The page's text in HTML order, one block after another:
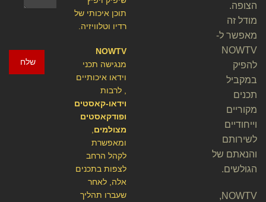
שלח
תוכן איכותי של
רדיו וטלוויזיה.
NOWTV
מנגישה תכני
וידאו איכותיים
, לרבות
וידאו-קאסטים
ופודקאסטים
מצולמים
ומאפשרת
לקהל הרחב
לצפות בתכנים
אלה, לאחר
שעברו תהליך
הצופה.
מודל זה
מאפשר ל-
NOWTV
להפיק
במקביל
תכנים
מקוריים
וייחודיים
לשירותם
והנאתם של
הגולשים.
NOWTV,